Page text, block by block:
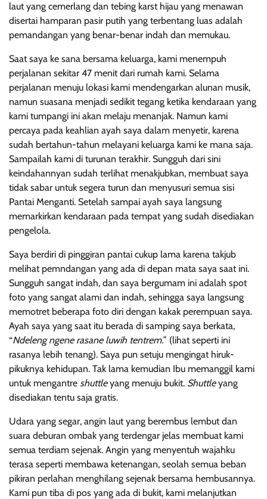
laut yang cemerlang dan tebing karst hijau yang menawan
disertai hamparan pasir putih yang terbentang luas adalah
pemandangan yang benar-benar indah dan memukau.
Saat saya ke sana bersama keluarga, kami menempuh
perjalanan sekitar 47 menit dari rumah kami. Selama
perjalanan menuju lokasi kami mendengarkan alunan musik,
namun suasana menjadi sedikit tegang ketika kendaraan yang
kami tumpangi ini akan melaju menanjak. Namun kami
percaya pada keahlian ayah saya dalam menyetir, karena
sudah bertahun-tahun melayani keluarga kami ke mana saja.
Sampailah kami di turunan terakhir. Sungguh dari sini
keindahannyan sudah terlihat menakjubkan, membuat saya
tidak sabar untuk segera turun dan menyusuri semua sisi
Pantai Menganti. Setelah sampai ayah saya langsung
memarkirkan kendaraan pada tempat yang sudah disediakan
pengelola.
Saya berdiri di pinggiran pantai cukup lama karena takjub
melihat pemndangan yang ada di depan mata saya saat ini.
Sungguh sangat indah, dan saya bergumam ini adalah spot
foto yang sangat alami dan indah, sehingga saya langsung
memotret beberapa foto diri dengan kakak perempuan saya.
Ayah saya yang saat itu berada di samping saya berkata,
“Ndeleng ngene rasane luwih tentrem.” (lihat seperti ini
rasanya lebih tenang). Saya pun setuju mengingat hiruk-
pikuknya kehidupan. Tak lama kemudian Ibu memanggil kami
untuk mengantre shuttleyang menuju bukit. Shuttleyang
disediakan tentu saja gratis.
Udara yang segar, angin laut yang berembus lembut dan
suara deburan ombak yang terdengar jelas membuat kami
semua terdiam sejenak. Angin yang menyentuh wajahku
terasa seperti membawa ketenangan, seolah semua beban
pikiran perlahan menghilang sejenak bersama hembusannya.
Kami pun tiba di pos yang ada di bukit, kami melanjutkan